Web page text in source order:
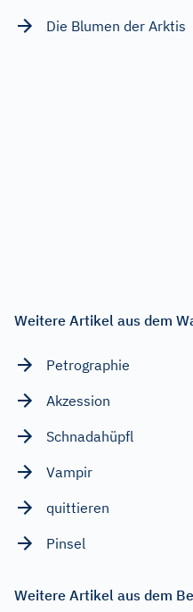
Die Blumen der Arktis
Weitere Artikel aus dem
Petrographie
Akzession
Schnadahüpfl
Vampir
quittieren
Pinsel
Weitere Artikel aus dem